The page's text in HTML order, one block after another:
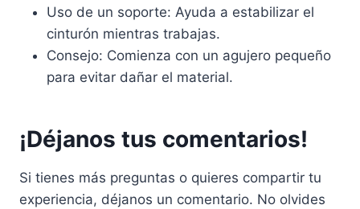
Uso de un soporte: Ayuda a estabilizar el
cinturón mientras trabajas.
Consejo: Comienza con un agujero pequeño
para evitar dañar el material.
¡Déjanos tus comentarios!
Si tienes más preguntas o quieres compartir tu
experiencia, déjanos un comentario. No olvides